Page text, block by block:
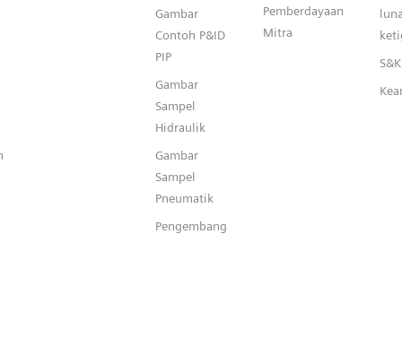
Gambar
Contoh P&ID
PIP
Gambar
Sampel
Hidraulik
Gambar
Sampel
Pneumatik
Pengembang
Pemberdayaan
Mitra